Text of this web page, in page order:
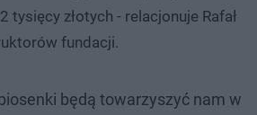
tysięcy złotych - relacjonuje Rafał
fundacji.
będą towarzyszyć nam w